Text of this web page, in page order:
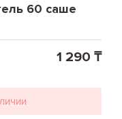
60 саше
1 290 ₸